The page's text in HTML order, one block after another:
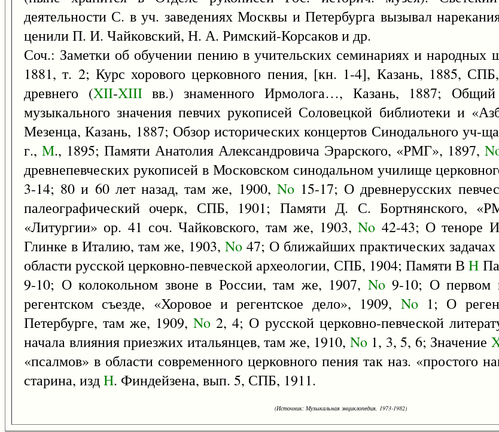
деятельности С. в уч. заведениях Москвы и Петербурга вызывал
ценили П. И. Чайковский, Н. А. Римский-Корсаков и др.
Соч.: Заметки об обучении пению в учительских семинариях и народных
1881, т. 2; Курс хорового церковного пения, [кн. 1-4], Казань, 1885,
древнего (XII-XIIIвв.) знаменного Ирмолога…, Казань, 1887; Общий
музыкального значения певчих рукописей Соловецкой библиотеки и
Мезенца, Казань, 1887; Обзор исторических концертов Синодального уч-
г., M., 1895; Памяти Анатолия Александровича Эрарского, «РМГ», 1897,
древнепевческих рукописей в Московском синодальном училище
3-14; 80 и 60 лет назад, там же, 1900, No15-17; О древнерусских
палеографический очерк, СПБ, 1901; Памяти Д. С. Бортнянского,
«Литургии» ор. 41 соч. Чайковского, там же, 1903,No 42-43; О теноре
Глинке в Италию, там же, 1903, No 47; О ближайших практических
области русской церковно-певческой археологии, СПБ, 1904; Памяти ВH
9-10; О колокольном звоне в России, там же, 1907, No9-10; О первом
регентском съезде, «Хоровое и регентское дело», 1909, No1; О
Петербурге, там же, 1909,No 2, 4; О русской церковно-певческой
начала влияния приезжих итальянцев, там же, 1910, No1, 3, 5, 6; Значение
«псалмов» в области современного церковного пения так наз. «простого
старина, издH. Финдейзена, вып. 5, СПБ, 1911.
(Источник: Музыкальная энциклопедия, 1973-1982)